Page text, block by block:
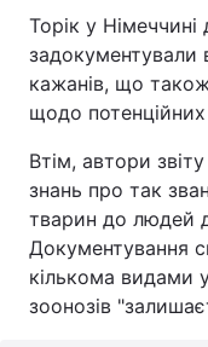
Торік у
задокументували
кажанів, що
щодо потенційних
Втім, автори
знань про так
тварин до людей
Документування
кількома видами
зоонозів